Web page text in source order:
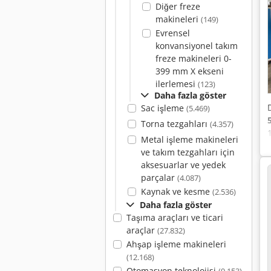
Diğer freze
makineleri (149)
Evrensel
konvansiyonel takım
freze makineleri 0-
399 mm X ekseni
ilerlemesi (123)
Daha fazla göster
Sac işleme (5.469)
Torna tezgahları (4.357)
Metal işleme makineleri
ve takım tezgahları için
aksesuarlar ve yedek
parçalar (4.087)
Kaynak ve kesme (2.536)
Daha fazla göster
Taşıma araçları ve ticari
araçlar (27.832)
Ahşap işleme makineleri
(12.168)